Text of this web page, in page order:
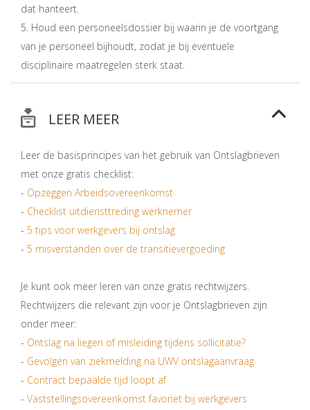
dat hanteert.
5. Houd een personeelsdossier bij waarin je de voortgang
van je personeel bijhoudt, zodat je bij eventuele
disciplinaire maatregelen sterk staat.
LEER MEER
Leer de basisprincipes van het gebruik van Ontslagbrieven
met onze gratis checklist:
- Opzeggen Arbeidsovereenkomst
- Checklist uitdiensttreding werknemer
- 5 tips voor werkgevers bij ontslag
- 5 misverstanden over de transitievergoeding
Je kunt ook meer leren van onze gratis rechtwijzers.
Rechtwijzers die relevant zijn voor je Ontslagbrieven zijn
onder meer:
- Ontslag na liegen of misleiding tijdens sollicitatie?
- Gevolgen van ziekmelding na UWV ontslagaanvraag
- Contract bepaalde tijd loopt af
- Vaststellingsovereenkomst favoriet bij werkgevers